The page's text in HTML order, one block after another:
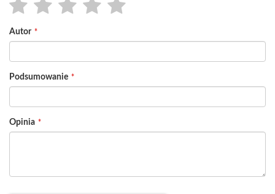
star
stars
stars
stars
stars
Autor
Podsumowanie
Opinia